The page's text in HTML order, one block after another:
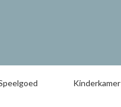
Kinderkamer